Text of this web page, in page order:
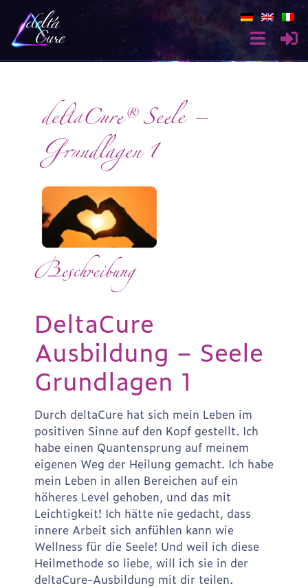
deltaCure® Seele –
Grundlagen 1
Beschreibung
DeltaCure
Ausbildung – Seele
Grundlagen 1
Durch deltaCure hat sich mein Leben im
positiven Sinne auf den Kopf gestellt. Ich
habe einen Quantensprung auf meinem
eigenen Weg der Heilung gemacht. Ich habe
mein Leben in allen Bereichen auf ein
höheres Level gehoben, und das mit
Leichtigkeit! Ich hätte nie gedacht, dass
innere Arbeit sich anfühlen kann wie
Wellness für die Seele! Und weil ich diese
Heilmethode so liebe, will ich sie in der
deltaCure-Ausbildung mit dir teilen.